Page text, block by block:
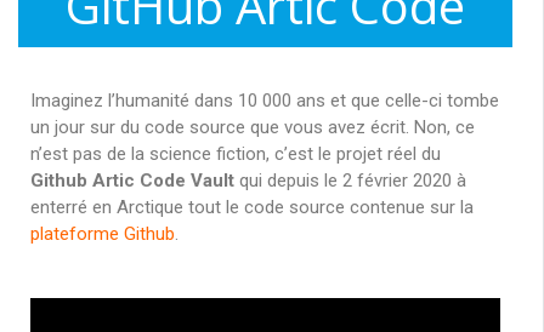
contacter
Vault
Imaginez l’humanité dans 10 000 ans et que celle-ci tombe
un jour sur du code source que vous avez écrit. Non, ce
n’est pas de la science fiction, c’est le projet réel du
Github Artic Code Vault qui depuis le 2 février 2020 à
enterré en Arctique tout le code source contenue sur la
plateforme Github.